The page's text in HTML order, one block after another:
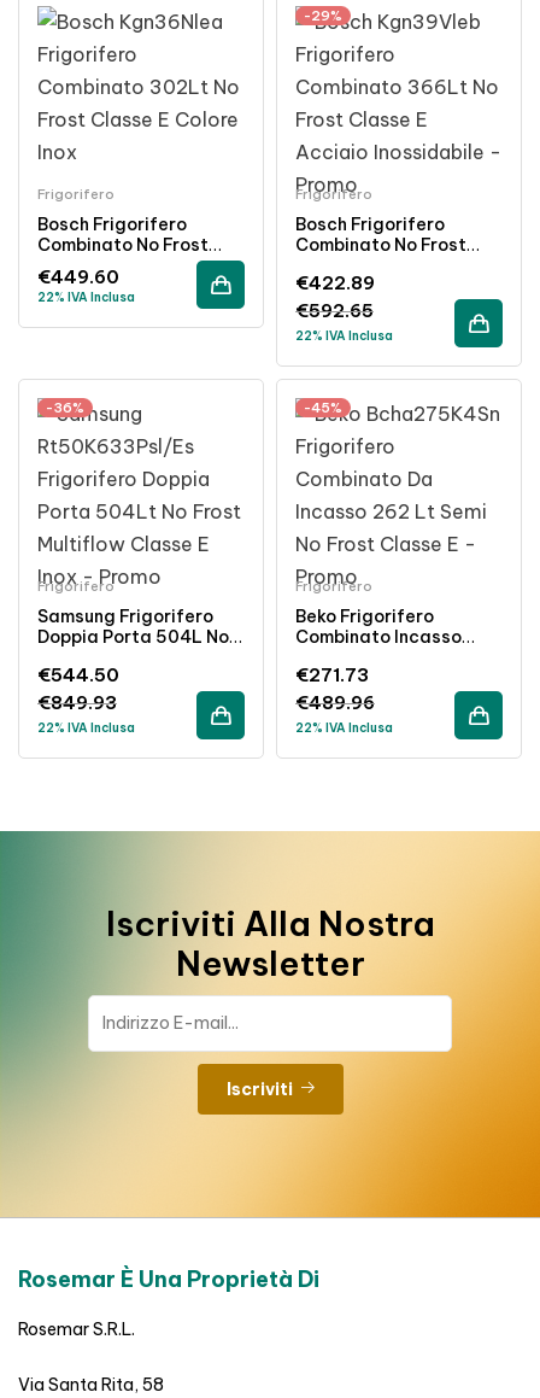
Frigorifero
Bosch Frigorifero
Combinato No Frost
302L Classe E Inox
€449.60
22% IVA Inclusa
-29%
Frigorifero
Bosch Frigorifero
Combinato No Frost
Inossidabile Inox
€592.65
€422.89
22% IVA Inclusa
-36%
Frigorifero
Samsung Frigorifero
Doppia Porta 504L No
Energetica E
€849.93
€544.50
22% IVA Inclusa
-45%
Frigorifero
Beko Frigorifero
Combinato Incasso
Classe E Bianco
€489.96
€271.73
22% IVA Inclusa
Iscriviti Alla Nostra
Newsletter
Iscriviti
Rosemar È Una Proprietà Di
Rosemar S.R.L.
Via Santa Rita, 58